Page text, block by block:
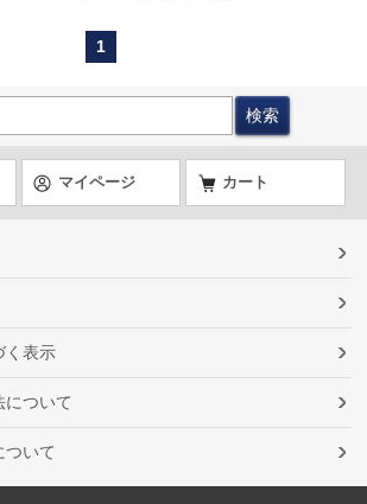
1
マイページ カート
く表示
について
ついて